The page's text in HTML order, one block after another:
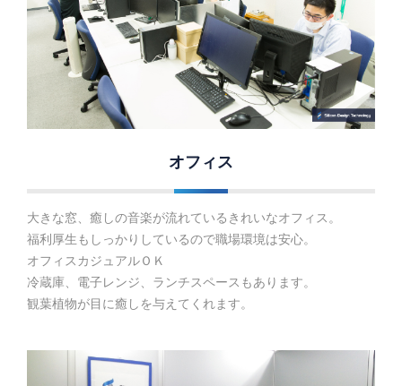
オフィス
大きな窓、癒しの音楽が流れているきれいなオフィス。
福利厚生もしっかりしているので職場環境は安心。
オフィスカジュアルＯＫ
冷蔵庫、電子レンジ、ランチスペースもあります。
観葉植物が目に癒しを与えてくれます。